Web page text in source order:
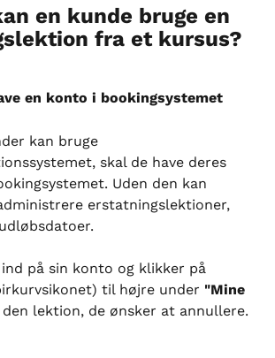
en kunde bruge en
fra et kursus?
en konto i bookingsystemet
kan bruge
skal de have deres
Uden den kan
erstatningslektioner,
på sin konto og klikker på
til højre under "Mine
lektion, de ønsker at annullere.